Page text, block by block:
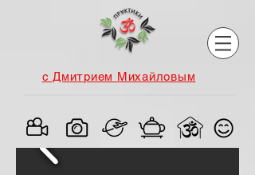
с Дмитрием Михайловым